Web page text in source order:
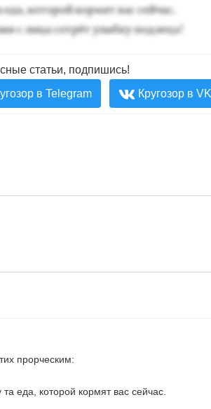
ко­торой кор­мят вас сей­час.
с ли­ца сот­рёт улыб­ку под­ле­ца!
статьи, подпишись!
в Telegram Кругозор в
прорческим:
еда, которой кормят вас сейчас.